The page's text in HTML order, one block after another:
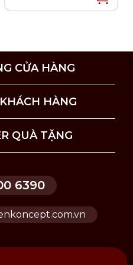
phẩm bằng tay.
CỬA HÀNG
HÀNG
QUÀ TẶNG
6390